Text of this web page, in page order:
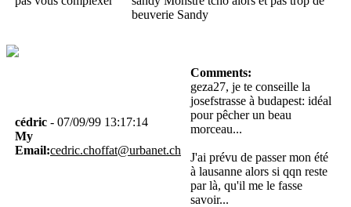
beuverie Sandy
cédric - 07/09/99 13:17:14
My
Email:cedric.choffat@urbanet.ch
Comments:
geza27, je te conseille la
josefstrasse à budapest: idéal
pour pêcher un beau
morceau...
J'ai prévu de passer mon été
à lausanne alors si qqn reste
par là, qu'il me le fasse
savoir...